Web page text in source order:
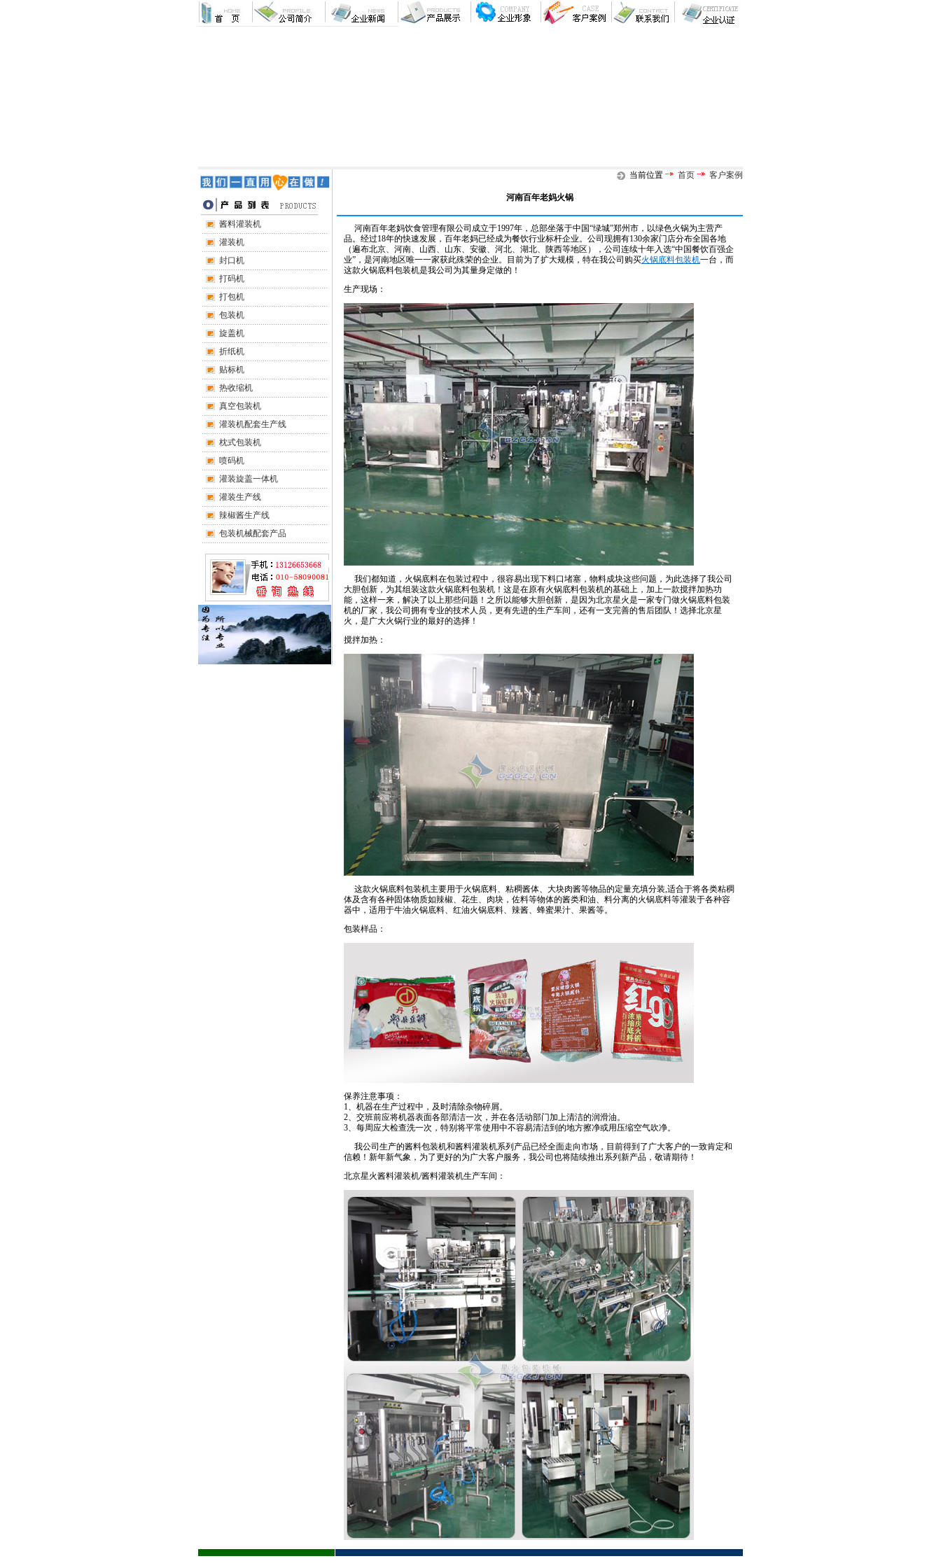
酱料灌装机
灌装机
封口机
打码机
打包机
包装机
旋盖机
折纸机
贴标机
热收缩机
真空包装机
灌装机配套生产线
枕式包装机
喷码机
灌装旋盖一体机
灌装生产线
辣椒酱生产线
包装机械配套产品
当前位置 首页 客户案例
河南百年老妈火锅
河南百年老妈饮食管理有限公司成立于1997年，总部坐落于中国“绿城”郑州市，以绿色火锅为主营产
品。经过18年的快速发展，百年老妈已经成为餐饮行业标杆企业。公司现拥有130余家门店分布全国各地
（遍布北京、河南、山西、山东、安徽、河北、湖北、陕西等地区），公司连续十年入选“中国餐饮百强企
业”，是河南地区唯一一家获此殊荣的企业。目前为了扩大规模，特在我公司购买火锅底料包装机一台，而
这款火锅底料包装机是我公司为其量身定做的！
生产现场：
我们都知道，火锅底料在包装过程中，很容易出现下料口堵塞，物料成块这些问题，为此选择了我公司
大胆创新，为其组装这款火锅底料包装机！这是在原有火锅底料包装机的基础上，加上一款搅拌加热功
能，这样一来，解决了以上那些问题！之所以能够大胆创新，是因为北京星火是一家专门做火锅底料包装
机的厂家，我公司拥有专业的技术人员，更有先进的生产车间，还有一支完善的售后团队！选择北京星
火，是广大火锅行业的最好的选择！
搅拌加热：
这款火锅底料包装机主要用于火锅底料、粘稠酱体、大块肉酱等物品的定量充填分装,适合于将各类粘稠
体及含有各种固体物质如辣椒、花生、肉块，佐料等物体的酱类和油、料分离的火锅底料等灌装于各种容
器中，适用于牛油火锅底料、红油火锅底料、辣酱、蜂蜜果汁、果酱等。
包装样品：
保养注意事项：
1、机器在生产过程中，及时清除杂物碎屑。
2、交班前应将机器表面各部清洁一次，并在各活动部门加上清洁的润滑油。
3、每周应大检查洗一次，特别将平常使用中不容易清洁到的地方擦净或用压缩空气吹净。
我公司生产的酱料包装机和酱料灌装机系列产品已经全面走向市场，目前得到了广大客户的一致肯定和
信赖！新年新气象，为了更好的为广大客户服务，我公司也将陆续推出系列新产品，敬请期待！
北京星火酱料灌装机/酱料灌装机生产车间：